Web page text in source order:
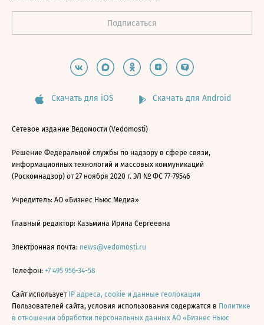
Скачать для iOS Скачать для Android
Сетевое издание Ведомости (Vedomosti)
Решение Федеральной службы по надзору в сфере связи,
информационных технологий и массовых коммуникаций
(Роскомнадзор) от 27 ноября 2020 г. ЭЛ № ФС 77-79546
Учредитель: АО «Бизнес Ньюс Медиа»
Главный редактор: Казьмина Ирина Сергеевна
Электронная почта: news@vedomosti.ru
Телефон: +7 495 956-34-58
Сайт использует IP адреса, cookie и данные геолокации
Пользователей сайта, условия использования содержатся в Политике
в отношении обработки персональных данных АО «Бизнес Ньюс